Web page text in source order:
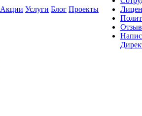
Акции Услуги Блог Проекты